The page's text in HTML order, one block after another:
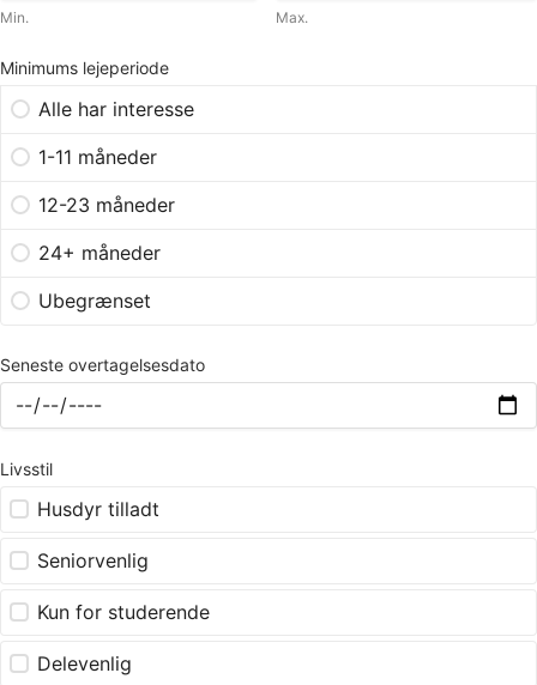
Min. Max.
Minimums lejeperiode
Alle har interesse
1-11 måneder
12-23 måneder
24+ måneder
Ubegrænset
Seneste overtagelsesdato
Livsstil
Husdyr tilladt
Seniorvenlig
Kun for studerende
Delevenlig